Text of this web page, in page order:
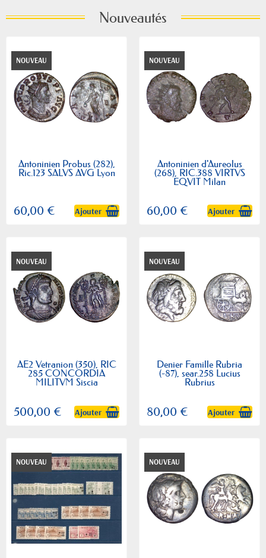
Nouveautés
NOUVEAU
Antoninien Probus (282),
Ric.123 SALVS AVG Lyon
60,00 € Ajouter
NOUVEAU
Antoninien d'Aureolus
(268), RIC.388 VIRTVS
EQVIT Milan
60,00 € Ajouter
NOUVEAU
AE2 Vetranion (350), RIC
285 CONCORDIA
MILITVM Siscia
500,00 € Ajouter
NOUVEAU
Denier Famille Rubria
(-87), sear.258 Lucius
Rubrius
80,00 € Ajouter
NOUVEAU NOUVEAU